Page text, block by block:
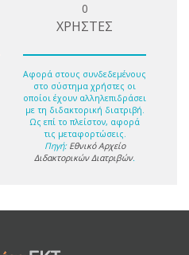
0
ΧΡΗΣΤΕΣ
Αφορά στους συνδεδεμένους
στο σύστημα χρήστες οι
οποίοι έχουν αλληλεπιδράσει
με τη διδακτορική διατριβή.
Ως επί το πλείστον, αφορά
τις μεταφορτώσεις.
Πηγή: Εθνικό Αρχείο
Διδακτορικών Διατριβών.